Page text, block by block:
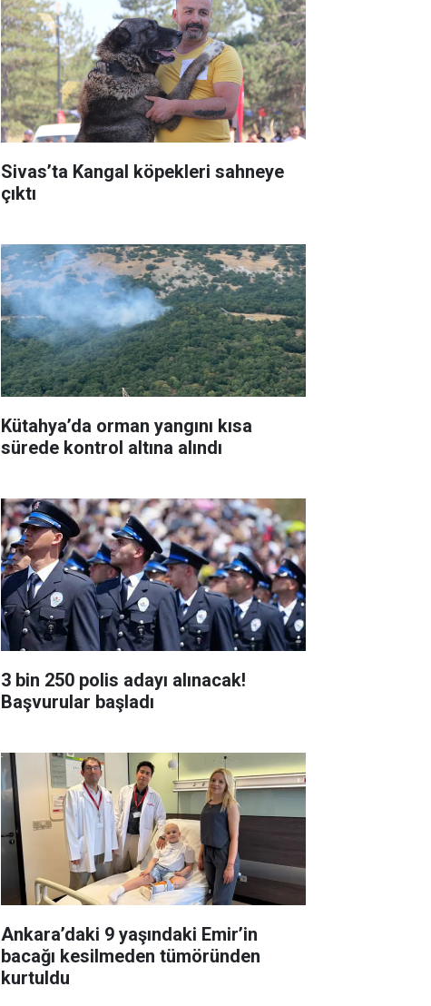
Sivas’ta Kangal köpekleri sahneye
çıktı
Kütahya’da orman yangını kısa
sürede kontrol altına alındı
3 bin 250 polis adayı alınacak!
Başvurular başladı
Ankara’daki 9 yaşındaki Emir’in
bacağı kesilmeden tümöründen
kurtuldu